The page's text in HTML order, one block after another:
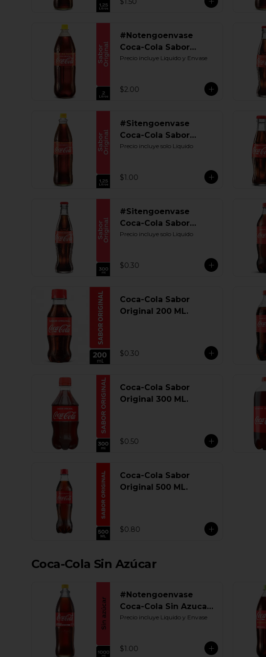
#Notengoenvase
Coca-Cola Sabor
Original 2000 ML.
Precio incluye Liquido y Envase
$2.00
#Sitengoenvase
Coca-Cola Sabor
Original 1250 ML.
Precio incluye solo Liquido
$1.00
#Sitengoenvase
Coca-Cola Sabor
Original 300 ML.
Precio incluye solo Liquido
$0.30
Coca-Cola Sabor
Original 200 ML.
$0.30
Coca-Cola Sabor
Original 300 ML.
$0.50
Coca-Cola Sabor
Original 500 ML.
$0.80
Coca-Cola Sin Azúcar
#Notengoenvase
Coca-Cola Sin Azucar
1000 ML. Retornable
Precio incluye Liquido y Envase
$1.00